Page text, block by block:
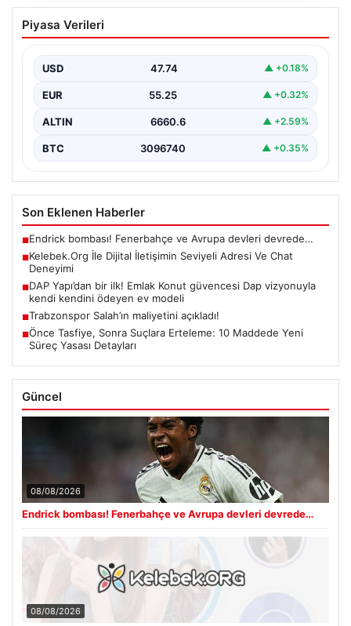
Kelebek.Org İle Dijital İletişimin Seviyeli
Adresi Ve Chat Deneyimi
iletişim oluşturması ciddi bir değer barındırmaktadır.
Halen birçok…
Piyasa Verileri
USD 47.74 ▲ +0.18%
EUR 55.25 ▲ +0.32%
ALTIN 6660.6 ▲ +2.59%
BTC 3096740 ▲ +0.35%
Son Eklenen Haberler
■Endrick bombası! Fenerbahçe ve Avrupa devleri devrede…
■Kelebek.Org İle Dijital İletişimin Seviyeli Adresi Ve Chat
Deneyimi
■DAP Yapı’dan bir ilk! Emlak Konut güvencesi Dap vizyonuyla
kendi kendini ödeyen ev modeli
■Trabzonspor Salah’ın maliyetini açıkladı!
■Önce Tasfiye, Sonra Suçlara Erteleme: 10 Maddede Yeni
Süreç Yasası Detayları
Güncel
08/08/2026
Endrick bombası! Fenerbahçe ve Avrupa devleri devrede…
08/08/2026